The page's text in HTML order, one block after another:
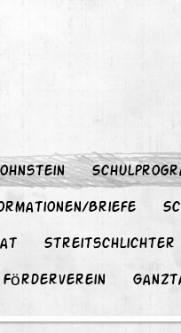
Briefe
Streitschlichter
Förderverein